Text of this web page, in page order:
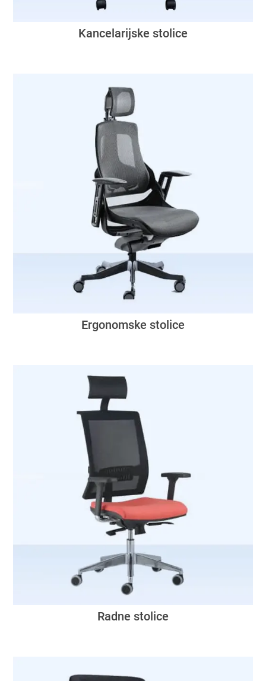
Kancelarijske stolice
Ergonomske stolice
Radne stolice